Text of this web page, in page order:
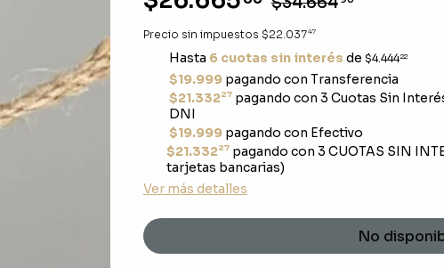
Precio sin impuestos $22.03747
Hasta 6 cuotas sin interés de $4.44422
$19.999pagando con Transferencia
$21.33227pagando con 3 Cuotas Sin
DNI
$19.999pagando con Efectivo
$21.33227pagando con 3 CUOTAS SIN
tarjetas bancarias)
Ver más detalles
No